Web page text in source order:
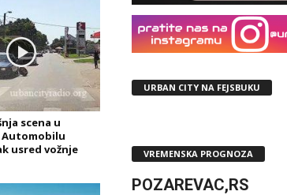
scena u
Automobilu
usred vožnje
URBAN CITY NA FEJSBUKU
VREMENSKA PROGNOZA
POZAREVAC,RS